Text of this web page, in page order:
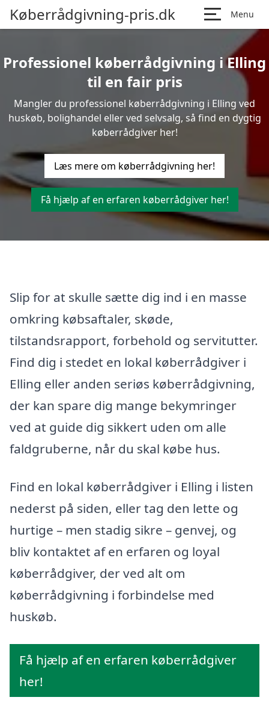
Køberrådgivning-pris.dk Menu
Professionel køberrådgivning i Elling
til en fair pris
Mangler du professionel køberrådgivning i Elling ved
huskøb, bolighandel eller ved selvsalg, så find en dygtig
køberrådgiver her!
Læs mere om køberrådgivning her!
Få hjælp af en erfaren køberrådgiver her!
Slip for at skulle sætte dig ind i en masse
omkring købsaftaler, skøde,
tilstandsrapport, forbehold og servitutter.
Find dig i stedet en lokal køberrådgiver i
Elling eller anden seriøs køberrådgivning,
der kan spare dig mange bekymringer
ved at guide dig sikkert uden om alle
faldgruberne, når du skal købe hus.
Find en lokal køberrådgiver i Elling i listen
nederst på siden, eller tag den lette og
hurtige – men stadig sikre – genvej, og
bliv kontaktet af en erfaren og loyal
køberrådgiver, der ved alt om
køberrådgivning i forbindelse med
huskøb.
Få hjælp af en erfaren køberrådgiver
her!